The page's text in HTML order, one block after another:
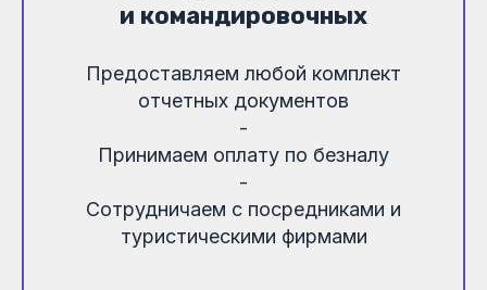
и командировочных
Предоставляем любой комплект
отчетных документов
-
Принимаем оплату по безналу
-
Сотрудничаем с посредниками и
туристическими фирмами